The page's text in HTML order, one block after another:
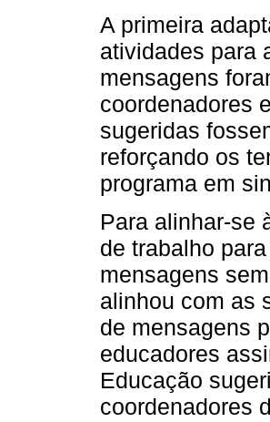
A primeira
atividades para
mensagens
coordenadores
sugeridas
reforçando os
programa em
Para alinhar-se
de trabalho
mensagens
alinhou com as
de mensagens
educadores
Educação
coordenadores